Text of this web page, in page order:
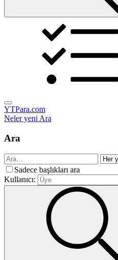
YTPara.com
Neler yeniAra
Ara
Sadece başlıkları ara
Kullanıcı: